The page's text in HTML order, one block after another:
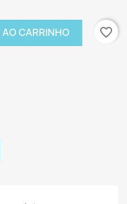
CARRINHO favorite_border